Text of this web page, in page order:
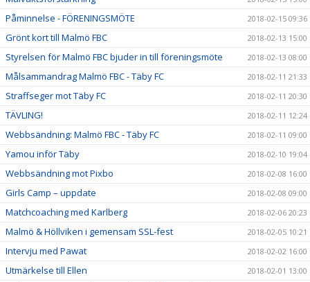
Påminnelse - FÖRENINGSMÖTE 2018-02-15 09:36
Grönt kort till Malmö FBC 2018-02-13 15:00
Styrelsen för Malmö FBC bjuder in till föreningsmöte 2018-02-13 08:00
Målsammandrag Malmö FBC - Täby FC 2018-02-11 21:33
Straffseger mot Täby FC 2018-02-11 20:30
TÄVLING! 2018-02-11 12:24
Webbsändning: Malmö FBC - Täby FC 2018-02-11 09:00
Yamou inför Täby 2018-02-10 19:04
Webbsändning mot Pixbo 2018-02-08 16:00
Girls Camp – uppdate 2018-02-08 09:00
Matchcoaching med Karlberg 2018-02-06 20:23
Malmö & Höllviken i gemensam SSL-fest 2018-02-05 10:21
Intervju med Pawat 2018-02-02 16:00
Utmärkelse till Ellen 2018-02-01 13:00